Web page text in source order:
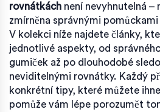
rovnátkách není nevyhnutelná
zmírněna správnými
V kolekci níže najdete články,
jednotlivé aspekty, od
gumiček až po dlouhodobé
neviditelnými rovnátky. Každý
konkrétní tipy, které můžete
pomůže vám lépe porozumět